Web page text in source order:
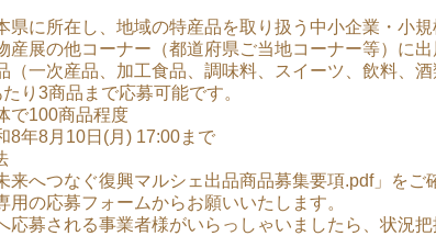
県に所在し、地域の特産品を取り扱う中小企業・小
展の他コーナー（都道府県ご当地コーナー等）に出
（一次産品、加工食品、調味料、スイーツ、飲料、酒
り3商品まで応募可能です。
で100商品程度
8年8月10日(月) 17:00まで
来へつなぐ復興マルシェ出品商品募集要項.pdf」をご
用の応募フォームからお願いいたします。
応募される事業者様がいらっしゃいましたら、状況